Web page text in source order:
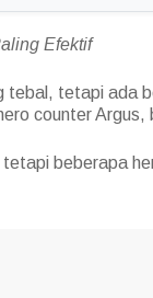
Efektif
tebal, tetapi ada
counter Argus,
beberapa